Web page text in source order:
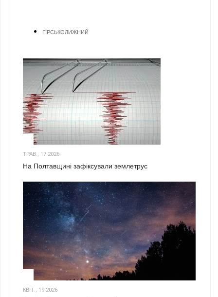
ГІРСЬКОЛИЖНИЙ
ТРАВ., 17 2026
На Полтавщині зафіксували землетрус
КВІТ., 19 2026